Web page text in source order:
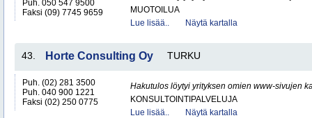
Puh. 050 547 9500
Faksi (09) 7745 9659
MUOTOILUA
Lue lisää..
Näytä kartalla
43. Horte Consulting Oy TURKU
Puh. (02) 281 3500
Puh. 040 900 1221
Faksi (02) 250 0775
Hakutulos löytyi yrityksen omien www-sivujen
KONSULTOINTIPALVELUJA
Lue lisää..
Näytä kartalla